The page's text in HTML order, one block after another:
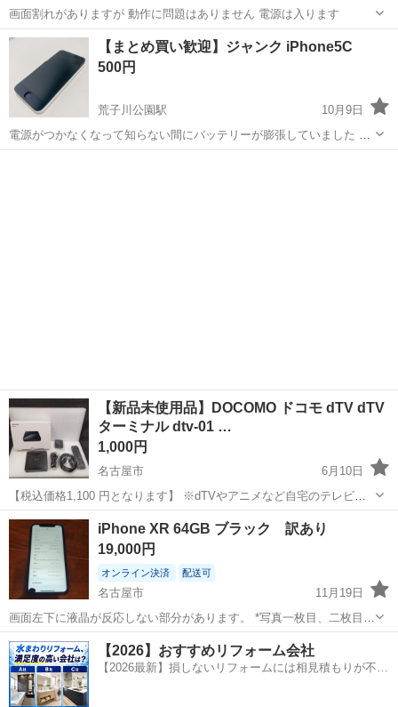
画面割れがありますが 動作に問題はありません 電源は入ります
愛知 名古屋市 黒川駅 ドコモ Android
【まとめ買い歓迎】ジャンク iPhone5C
500円
荒子川公園駅
10月9日
電源がつかなくなって知らない間にバッテリーが膨張していました 部
品取り、ドッキリなどにいかがでしょうか？
【新品未使用品】DOCOMO ドコモ dTV dTV
ターミナル dtv-01 …
1,000円
名古屋市
6月10日
【税込価格1,100 円となります】 ※dTVやアニメなど自宅のテレビで
視聴ができます。 お探しの方ぜひ☆彡 リユース家電- ̗̀ 𖤐家具はグラシ
アスにGO✰*。 写真に写る物のみ。 傷汚れは中古品ですのでございま
すが...
愛知 名古屋市 DOCOMO
iPhone XR 64GB ブラック 訳あり
19,000円
オンライン決済 配送可
名古屋市
11月19日
画面左下に液晶が反応しない部分があります。 *写真一枚目、二枚目の
左下部分 画面、背面ともに、割れはありません。 画面は多少キズがあ
りますが、ガラスフィルムを貼れば気にならなくなると思われます。
バッテリー81％ 基本...
愛知 名古屋市 ドコモ iPhone XR
【2026】おすすめリフォーム会社
【2026最新】損しないリフォームには相見積もりが不可